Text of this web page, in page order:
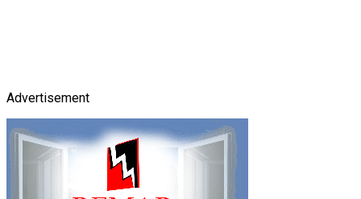
Advertisement